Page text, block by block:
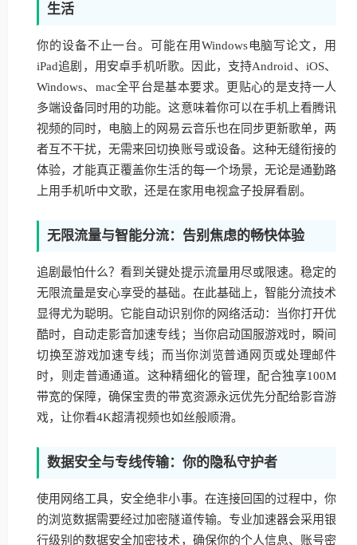
生活
你的设备不止一台。可能在用Windows电脑写论文，用
iPad追剧，用安卓手机听歌。因此，支持Android、iOS、
Windows、mac全平台是基本要求。更贴心的是支持一人
多端设备同时用的功能。这意味着你可以在手机上看腾讯
视频的同时，电脑上的网易云音乐也在同步更新歌单，两
者互不干扰，无需来回切换账号或设备。这种无缝衔接的
体验，才能真正覆盖你生活的每一个场景，无论是通勤路
上用手机听中文歌，还是在家用电视盒子投屏看剧。
无限流量与智能分流：告别焦虑的畅快体验
追剧最怕什么？看到关键处提示流量用尽或限速。稳定的
无限流量是安心享受的基础。在此基础上，智能分流技术
显得尤为聪明。它能自动识别你的网络活动：当你打开优
酷时，自动走影音加速专线；当你启动国服游戏时，瞬间
切换至游戏加速专线；而当你浏览普通网页或处理邮件
时，则走普通通道。这种精细化的管理，配合独享100M
带宽的保障，确保宝贵的带宽资源永远优先分配给影音游
戏，让你看4K超清视频也如丝般顺滑。
数据安全与专线传输：你的隐私守护者
使用网络工具，安全绝非小事。在连接回国的过程中，你
的浏览数据需要经过加密隧道传输。专业加速器会采用银
行级别的数据安全加密技术，确保你的个人信息、账号密